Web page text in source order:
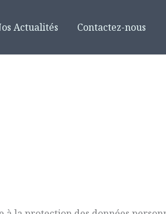
Actualités Contactez-nous